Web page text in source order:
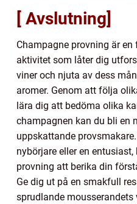
[ Avslutning]
Champagne provning är
aktivitet som låter dig
viner och njuta av dess
aromer. Genom att följa
lära dig att bedöma olika
champagnen kan du bli en
uppskattande
nybörjare eller en
provning att berika din
Ge dig ut på en smakfull
sprudlande mousserandets